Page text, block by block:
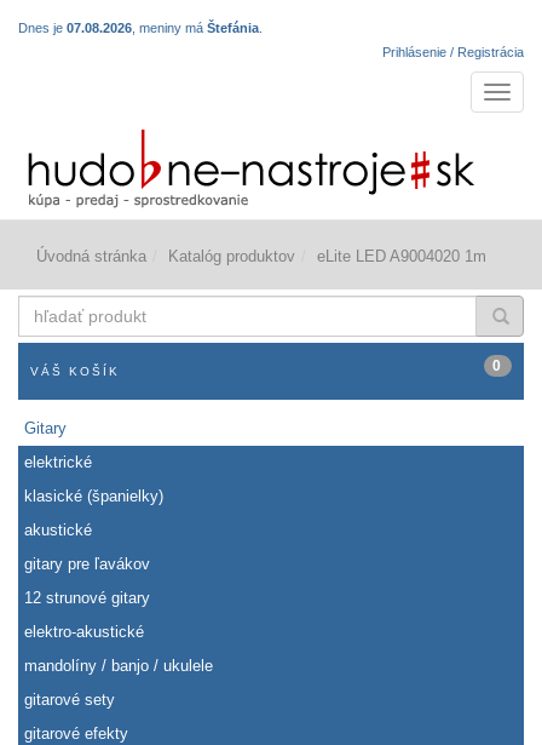
Dnes je 07.08.2026 , meniny má Štefánia
Prihlásenie / Registrácia
Úvodná stránka Katalóg produktov eLite LED A9004020 1m
produkt
VÁŠ KOŠÍK 0
Gitary
elektrické
klasické (španielky)
akustické
gitary pre ľavákov
12 strunové gitary
elektro-akustické
mandolíny / banjo / ukulele
gitarové sety
gitarové efekty